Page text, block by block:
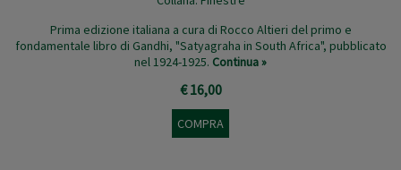
Prima edizione italiana a cura di Rocco Altieri del primo e
fondamentale libro di Gandhi, "Satyagraha in South Africa", pubblicato
nel 1924-1925. Continua »
€ 16,00
COMPRA